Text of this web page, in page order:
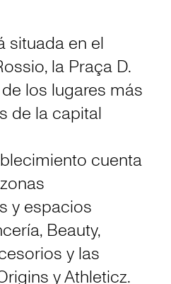
situada en el
la Praça D.
los lugares más
de la capital
cuenta
y espacios
Beauty,
y las
y Athleticz.